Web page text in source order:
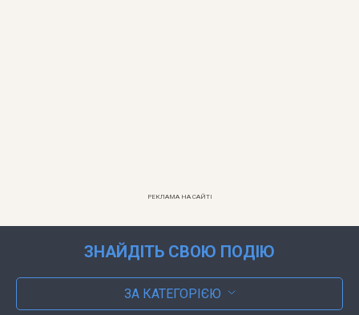
РЕКЛАМА НА САЙТІ
ЗНАЙДІТЬ СВОЮ ПОДІЮ
ЗА КАТЕГОРІЄЮ